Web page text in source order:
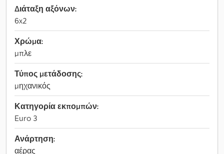
Διάταξη αξόνων:
6x2
Χρώμα:
μπλε
Τύπος μετάδοσης:
μηχανικός
Κατηγορία εκπομπών:
Euro 3
Ανάρτηση:
αέρας